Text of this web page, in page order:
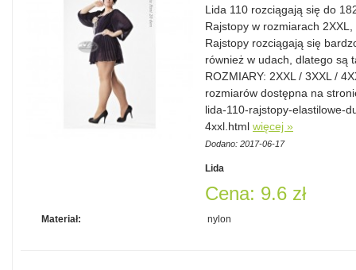
Lida 110 rozciągają się do
Rajstopy w rozmiarach
Rajstopy rozciągają się
również w udach, dlatego są
ROZMIARY: 2XXL / 3XXL /
rozmiarów dostępna na
lida-110-rajstopy-elastilowe-
4xxl.html więcej »
Dodano: 2017-06-17
Lida
Cena: 9.6 zł
Materiał: nylon